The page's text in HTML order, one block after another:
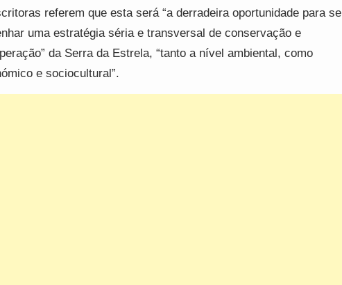
referem que esta será “a derradeira oportunidade para se
uma estratégia séria e transversal de conservação e
da Serra da Estrela, “tanto a nível ambiental, como
e sociocultural”.